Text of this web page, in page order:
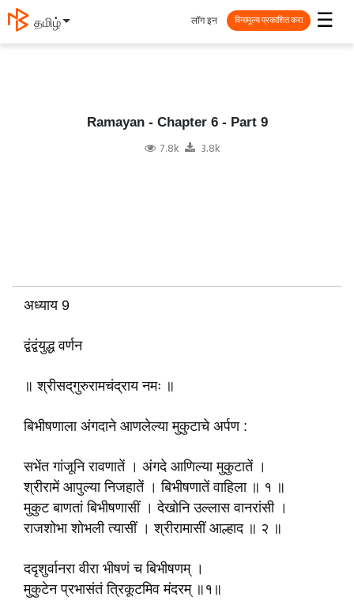
தமிழ் ☰
लॉग इन विनामूल्य प्रकाशित करा
Ramayan - Chapter 6 - Part 9
7.8k 3.8k
अध्याय 9
द्वंद्वंयुद्ध वर्णन
॥ श्रीसद्‌गुरुरामचंद्राय नमः ॥
बिभीषणाला अंगदाने आणलेल्या मुकुटाचे अर्पण :
सभेंत गांजूनि रावणातें । अंगदे आणिल्या मुकुटातें ।
श्रीरामें आपुल्या निजहातें । बिभीषणातें वाहिला ॥ १ ॥
मुकुट बाणतां बिभीषणासीं । देखोनि उल्लास वानरांसी ।
राजशोभा शोभली त्यासीं । श्रीरामासीं आल्हाद ॥ २ ॥
ददृशुर्वानरा वीरा भीषणं च बिभीषणम् ।
मुकुटेन प्रभासंतं त्रिकूटमिव मंदरम् ॥१॥